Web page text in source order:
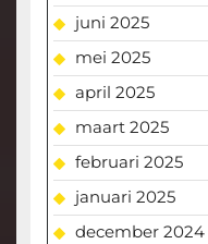
juni 2025
mei 2025
april 2025
maart 2025
februari 2025
januari 2025
december 2024